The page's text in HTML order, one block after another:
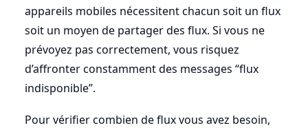
appareils mobiles nécessitent chacun soit un flux
soit un moyen de partager des flux. Si vous ne
prévoyez pas correctement, vous risquez
d’affronter constamment des messages “flux
indisponible”.
Pour vérifier combien de flux vous avez besoin,